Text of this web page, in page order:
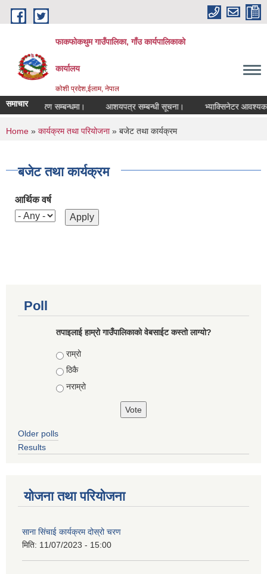
Skip to main content
फाकफोकथुम गाउँपालिका, गाँउ कार्यपालिकाको
कार्यालय
कोशी प्रदेश,ईलाम, नेपाल
समाचारविवरण सम्बन्धमा। आशयपत्र सम्बन्धी सूचना। भ्याक्सिनेटर आवश्यकता
You are here
Home » कार्यक्रम तथा परियोजना» बजेट तथा कार्यक्रम
बजेट तथा कार्यक्रम
आर्थिक वर्ष
Poll
तपाइलाई हाम्रो गाउँपालिकाको वेबसाईट कस्तो लाग्यो?
Choices
राम्रो
ठिकै
नराम्रो
Older polls
Results
योजना तथा परियोजना
साना सिंचाई कार्यक्रम दोस्रो चरण
मिति: 11/07/2023 - 15:00